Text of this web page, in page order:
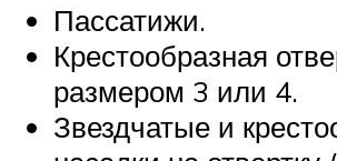
Пассатижи.
Крестообразная
размером 3 или 4.
Звездчатые и